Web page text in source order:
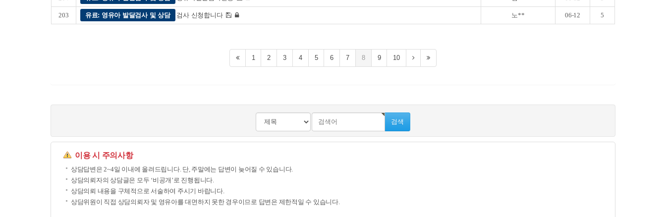
203 유료: 영유아 발달검사 및 상담 검사 신청합니다 노** 06-12 5
1 2 3 4 5 6 7 8 9 10
검색
이용 시 주의사항
상담답변은 2~4일 이내에 올려드립니다. 단, 주말에는 답변이 늦어질 수 있습니다.
상담의뢰자의 상담글은 모두 ‘비공개’로 진행됩니다.
상담의뢰 내용을 구체적으로 서술하여 주시기 바랍니다.
상담위원이 직접 상담의뢰자 및 영유아를 대면하지 못한 경우이므로 답변은 제한적일 수 있습니다.